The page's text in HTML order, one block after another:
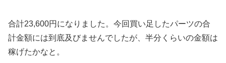
合計23,600円になりました。今回買い足したパーツの合
計金額には到底及びませんでしたが、半分くらいの金額は
稼げたかなと。